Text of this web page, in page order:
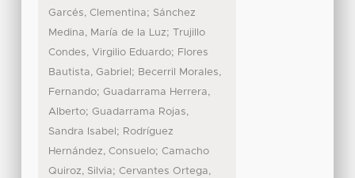
Garcés, Clementina; Sánchez
Medina, María de la Luz;
Trujillo
Condes, Virgilio Eduardo; Flores
Bautista, Gabriel ; Becerril Morales,
Fernando; Guadarrama Herrera,
Alberto; Guadarrama Rojas,
Sandra Isabel ; Rodríguez
Hernández, Consuelo; Camacho
Quiroz, Silvia; Cervantes Ortega,